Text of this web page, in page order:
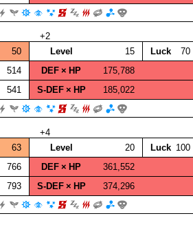
+2
50 Level 15 Luck
70
514 DEF × HP
175,788
541 S‑DEF × HP 185,022
+4
63 Level 20 Luck 100
766 DEF × HP
361,552
793 S‑DEF × HP 374,296